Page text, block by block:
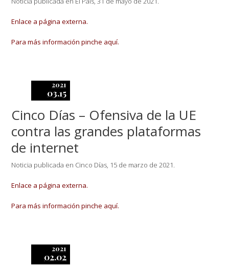
Enlace a página externa.
Para más información pinche aquí.
2021
03.15
Cinco Días – Ofensiva de la UE
contra las grandes plataformas
de internet
Noticia publicada en Cinco Días, 15 de marzo de 2021.
Enlace a página externa.
Para más información pinche aquí.
2021
02.02